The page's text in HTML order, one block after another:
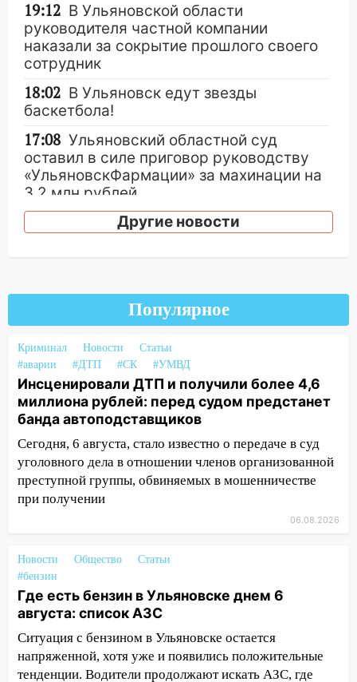
19:12 В Ульяновской области
руководителя частной компании
наказали за сокрытие прошлого своего
сотрудник
18:02 В Ульяновск едут звезды
баскетбола!
17:08 Ульяновский областной суд
оставил в силе приговор руководству
«УльяновскФармации» за махинации на
3,2 млн рублей
Ветераны легкой атлетики из
более 28% площадей зерновых и
зернобобовых культур
15:51
Бросила кирпич в жену брата: в
Ульяновской области завели дело на
агрессивную женщину
15:47 На улице Радищева сбили
15:15 Проводил до квартиры и ограбил:
новый кавалер женщины оказался
рецидивистом
В Ульяновске ограничат движение
14:23
передумать увольняться, если им
повысят зарплату
14:01 Инсценировали ДТП и получили
более 4,6 миллиона рублей: перед
судом предстанет банда
Другие новости
Популярное
Криминал Новости
Статьи
#аварии
#ДТП #СК #УМВД
Инсценировали ДТП и получили более 4,6
миллиона рублей: перед судом предстанет
банда автоподставщиков
Сегодня, 6 августа, стало известно о передаче в суд
уголовного дела в отношении членов организованной
преступной группы, обвиняемых в мошенничестве
при получении
06.08.2026
Новости Общество
Статьи
#бензин
Где есть бензин в Ульяновске днем 6
августа: список АЗС
Ситуация с бензином в Ульяновске остается
напряженной, хотя уже и появились положительные
тенденции. Водители продолжают искать АЗС, где